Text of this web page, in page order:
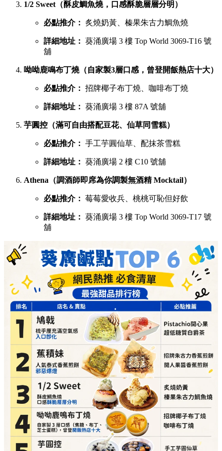
1/2 Sweet（酥皮鯛魚燒，口感酥脆層層分明）
必點推介： 炙燒奶黃、榛果朱古力鯛魚燒
詳細地址： 葵涌廣場 3 樓 Top World 3069-T16 號
舖
呦呦鹿鳴布丁燒（自家製3層口感，曾登開飯熱店十大）
必點推介： 招牌椰子布丁燒、咖啡布丁燒
詳細地址： 葵涌廣場 3 樓 87A 號舖
芋圓控（滿可自由搭配豆花、仙草同雪糕）
必點推介： 手工芋圓仙草、配抹茶雪糕
詳細地址： 葵涌廣場 2 樓 C10 號舖
Athena（調酒師即席為你調製無酒精 Mocktail）
必點推介： 莓莓愛收兵、桃桃可恥但好飲
詳細地址： 葵涌廣場 3 樓 Top World 3069-T17 號
舖